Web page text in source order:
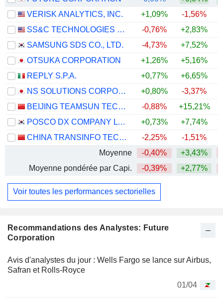
Recommandations des Analystes: Future
Corporation
Avis d'analystes du jour : Wells Fargo se lance sur Airbus,
Safran et Rolls-Royce
01/04
VERISK ANALYTICS, INC.
+1,09% -1,56%
SS&C TECHNOLOGIES HOLDINGS, INC.
-0,76% +2,83%
SAMSUNG SDS CO., LTD.
-4,73% +7,52%
OTSUKA CORPORATION
+1,26% +5,16%
REPLY S.P.A.
+0,77% +6,65%
NS SOLUTIONS CORPORATION
+0,80% -3,37%
BEIJING TEAMSUN TECHNOLOGY CO.,LTD.
-0,88% +15,21%
POSCO DX COMPANY LTD.
+0,73% +7,74%
CHINA TRANSINFO TECHNOLOGY CO., LTD
-2,25% -1,51%
Moyenne
-0,40% +3,43%
Moyenne pondérée par Capi.
-0,39% +2,77%
Voir toutes les performances sectorielles